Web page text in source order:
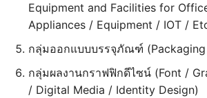
Equipment and Facilities for
Appliances / Equipment / IOT /
กลุ่มออกแบบบรรจุภัณฑ์ (Packaging
กลุ่มผลงานกราฟฟิกดีไซน์ (Font /
/ Digital Media / Identity Design)